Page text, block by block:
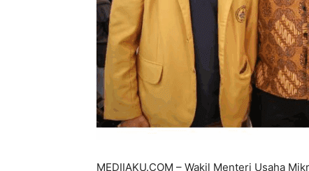
MEDIIAKU.COM – Wakil Menteri Usaha